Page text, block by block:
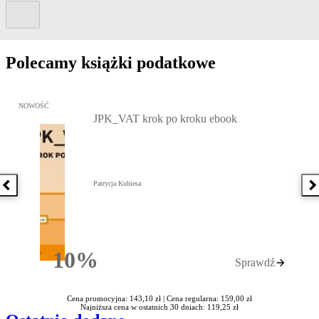
Polecamy książki podatkowe
Poprzednia książka
Przejdź do: JPK_VAT krok po kroku ebook, Patrycja Kubiesa -
NOWOŚĆ
10%Rabatu
JPK_VAT krok po kroku ebook
Patrycja Kubiesa
Sprawdź
Cena promocyjna: 143,10 zł | Cena regularna: 159,00 zł
Najniższa cena w ostatnich 30 dniach: 119,25 zł